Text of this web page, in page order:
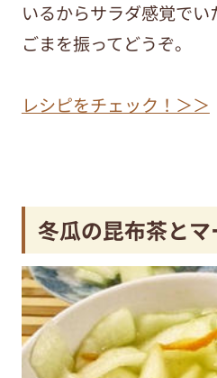
いるからサラダ感覚で
ごまを振ってどうぞ。
レシピをチェック！＞＞
冬瓜の昆布茶と